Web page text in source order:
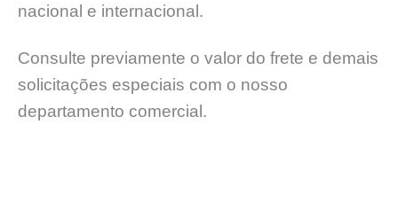
nacional e internacional.
Consulte previamente o valor do frete e demais
solicitações especiais com o nosso
departamento comercial.